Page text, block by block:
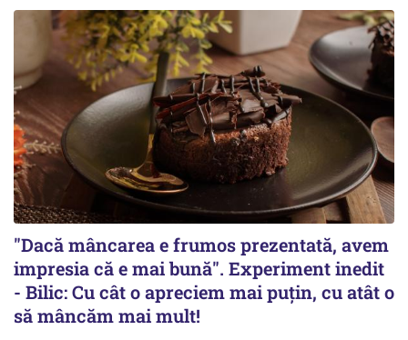
"Dacă mâncarea e frumos prezentată, avem
impresia că e mai bună". Experiment inedit
- Bilic: Cu cât o apreciem mai puțin, cu atât o
să mâncăm mai mult!